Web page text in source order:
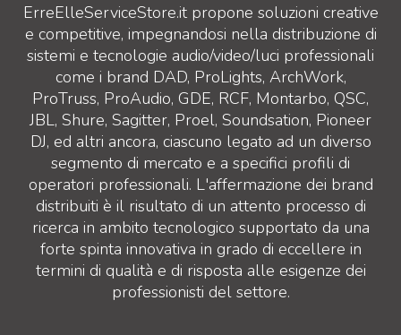
ErreElleServiceStore.it propone soluzioni creative
e competitive, impegnandosi nella distribuzione di
sistemi e tecnologie audio/video/luci professionali
come i brand DAD, ProLights, ArchWork,
ProTruss, ProAudio, GDE, RCF, Montarbo, QSC,
JBL, Shure, Sagitter, Proel, Soundsation, Pioneer
DJ, ed altri ancora, ciascuno legato ad un diverso
segmento di mercato e a specifici profili di
operatori professionali. L'affermazione dei brand
distribuiti è il risultato di un attento processo di
ricerca in ambito tecnologico supportato da una
forte spinta innovativa in grado di eccellere in
termini di qualità e di risposta alle esigenze dei
professionisti del settore.